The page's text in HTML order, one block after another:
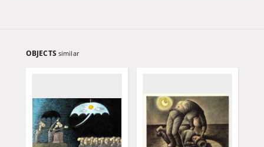
OBJECTS similar